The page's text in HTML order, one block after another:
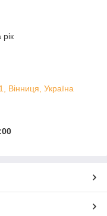
Вінниця, Україна